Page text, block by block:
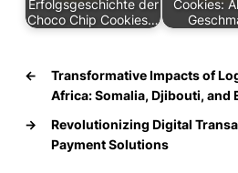
Erfolgsgeschichte der
Choco Chip Cookies…
Cookies:
←
Transformative Impacts of
Africa: Somalia, Djibouti, and
→
Revolutionizing Digital
Payment Solutions